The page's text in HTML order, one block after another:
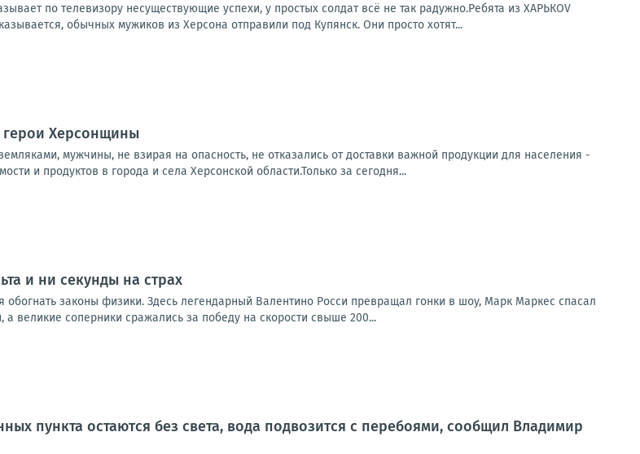
по телевизору несуществующие успехи, у простых солдат всё не так радужно.Ребята из ХАРЬКОV
обычных мужиков из Херсона отправили под Купянск. Они просто хотят...
Херсонщины
мужчины, не взирая на опасность, не отказались от доставки важной продукции для населения -
и продуктов в города и села Херсонской области.Только за сегодня...
и ни секунды на страх
обогнать законы физики. Здесь легендарный Валентино Росси превращал гонки в шоу, Марк Маркес спасал
великие соперники сражались за победу на скорости свыше 200...
пункта остаются без света, вода подвозится с перебоями, сообщил Владимир